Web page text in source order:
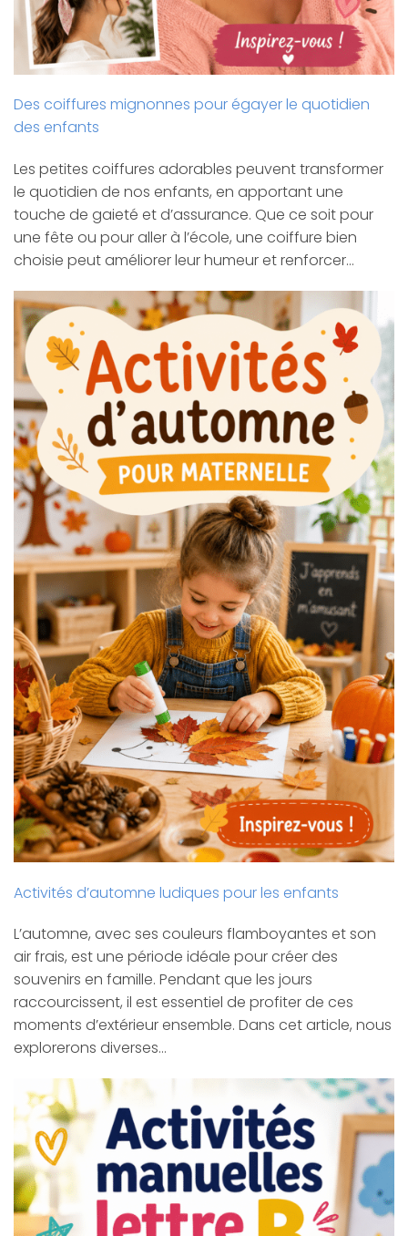
Des coiffures mignonnes pour égayer le quotidien
des enfants
Les petites coiffures adorables peuvent transformer
le quotidien de nos enfants, en apportant une
touche de gaieté et d’assurance. Que ce soit pour
une fête ou pour aller à l’école, une coiffure bien
choisie peut améliorer leur humeur et renforcer…
Activités d’automne ludiques pour les enfants
L’automne, avec ses couleurs flamboyantes et son
air frais, est une période idéale pour créer des
souvenirs en famille. Pendant que les jours
raccourcissent, il est essentiel de profiter de ces
moments d’extérieur ensemble. Dans cet article, nous
explorerons diverses…